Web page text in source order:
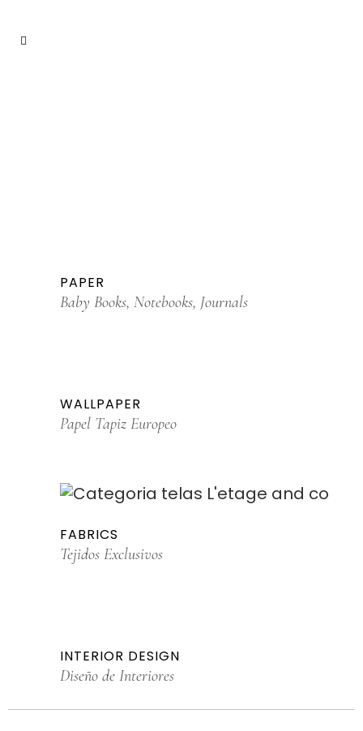
PAPER
Baby Books, Notebooks, Journals
WALLPAPER
Papel Tapiz Europeo
FABRICS
Tejidos Exclusivos
INTERIOR DESIGN
Diseño de Interiores